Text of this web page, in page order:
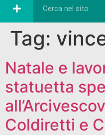
Tag:
Natale e
statuetta
Coldiretti e